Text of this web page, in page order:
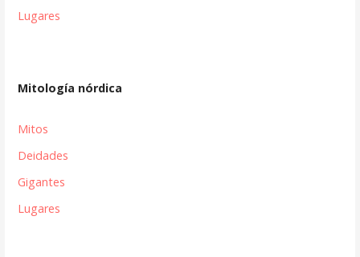
Lugares
Mitología nórdica
Mitos
Deidades
Gigantes
Lugares